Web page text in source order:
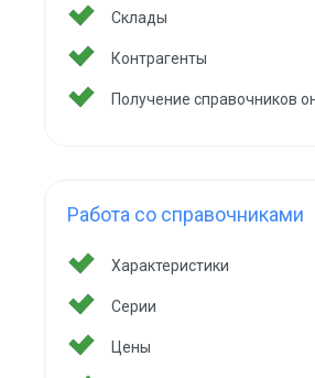
Склады
Контрагенты
Получение справочников
Работа со справочниками
Характеристики
Серии
Цены